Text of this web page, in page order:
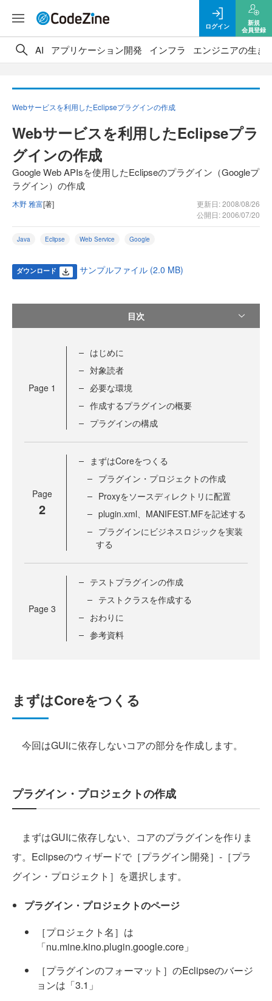
ログイン
新規
会員登録
AI アプリケーション開発 インフラ エンジニアの生き
Webサービスを利用したEclipseプラグインの作成
Webサービスを利用したEclipseプラ
グインの作成
Google Web APIsを使用したEclipseのプラグイン（Googleプ
ラグイン）の作成
木野 雅富[著]
更新日: 2008/08/26
公開日: 2006/07/20
Java Eclipse Web Service Google
ダウンロード サンプルファイル (2.0 MB)
目次
Page 1
はじめに
対象読者
必要な環境
作成するプラグインの概要
プラグインの構成
Page
2
まずはCoreをつくる
プラグイン・プロジェクトの作成
Proxyをソースディレクトリに配置
plugin.xml、MANIFEST.MFを記述する
プラグインにビジネスロジックを実装
する
Page 3
テストプラグインの作成
テストクラスを作成する
おわりに
参考資料
まずはCoreをつくる
今回はGUIに依存しないコアの部分を作成します。
プラグイン・プロジェクトの作成
まずはGUIに依存しない、コアのプラグインを作りま
す。Eclipseのウィザードで［プラグイン開発］-［プラ
グイン・プロジェクト］を選択します。
プラグイン・プロジェクトのページ
［プロジェクト名］は
「nu.mine.kino.plugin.google.core」
［プラグインのフォーマット］のEclipseのバージ
ョンは「3.1」